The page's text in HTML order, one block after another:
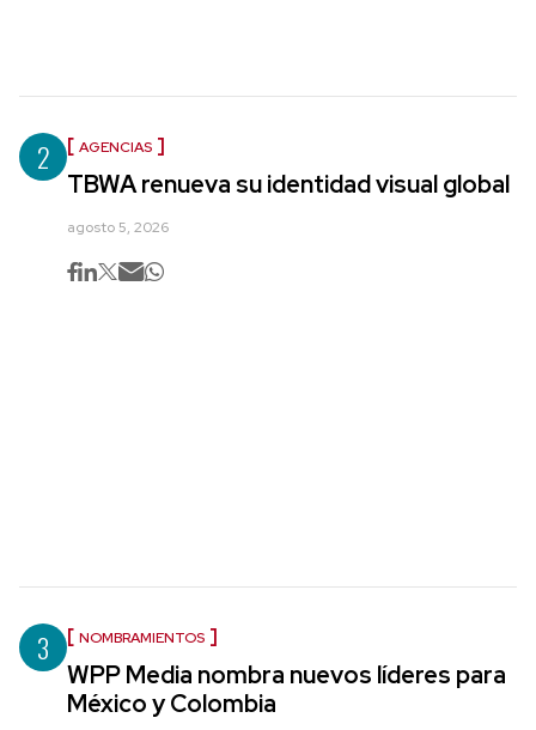
2 AGENCIAS
TBWA renueva su identidad visual global
agosto 5, 2026
3 NOMBRAMIENTOS
WPP Media nombra nuevos líderes para
México y Colombia